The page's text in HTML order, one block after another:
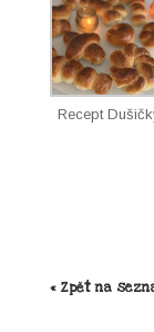
Recept
« Zpět na